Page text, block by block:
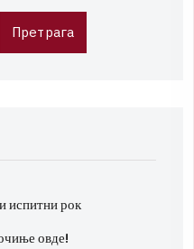
Претрага
испитни рок
овде!